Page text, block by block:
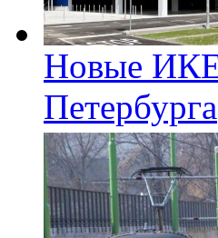
Новые
Петербурга